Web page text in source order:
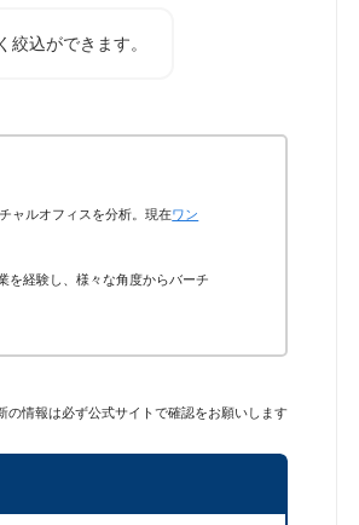
込ができます。
ャルオフィスを分析。現在ワン
を経験し、様々な角度からバーチ
の情報は必ず公式サイトで確認をお願いします